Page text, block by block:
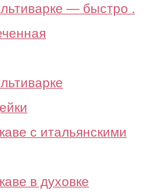
— быстро .
с итальянскими
в духовке